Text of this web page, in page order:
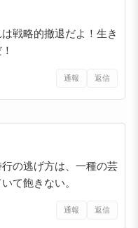
戦略的撤退だよ！生き
通報 返信
の逃げ方は、一種の芸
て飽きない。
通報 返信